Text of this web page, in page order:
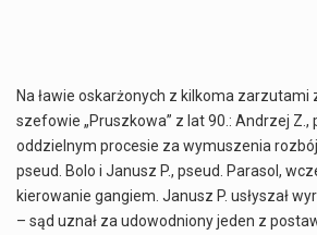
Na ławie oskarżonych z kilkoma zarzutami
szefowie „Pruszkowa” z lat 90.: Andrzej Z.,
oddzielnym procesie za wymuszenia
pseud. Bolo i Janusz P., pseud. Parasol,
kierowanie gangiem. Janusz P. usłyszał
– sąd uznał za udowodniony jeden z